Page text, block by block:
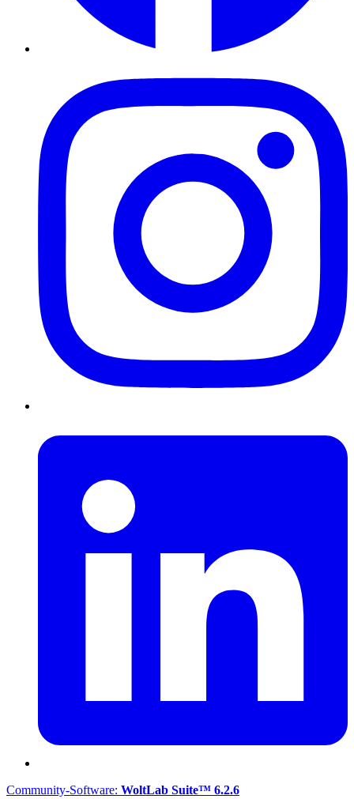
Community-Software: WoltLab Suite™ 6.2.6